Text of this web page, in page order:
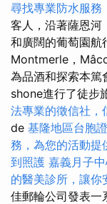
尋找專業防水服務
客人，沿著薩恩河
和廣闊的葡萄園航
Montmerle，
為品酒和探索本
shone進行了徒步
法專業的徵信社，
de 基隆地區台胞
務，為您的活動提
到照護 嘉義月子
的醫美診所，讓你
佳郵輪公司發表一